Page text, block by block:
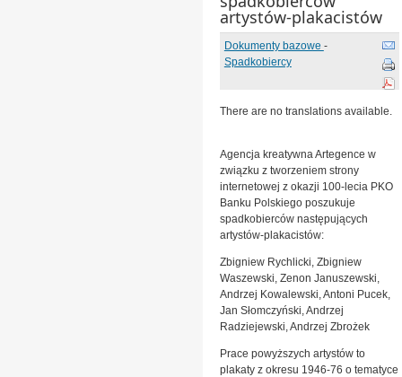
artystów-plakacistów
Dokumenty bazowe -
Spadkobiercy
There are no translations available.
Agencja kreatywna Artegence w
związku z tworzeniem strony
internetowej z okazji 100-lecia PKO
Banku Polskiego poszukuje
spadkobierców następujących
artystów-plakacistów:
Zbigniew Rychlicki, Zbigniew
Waszewski, Zenon Januszewski,
Andrzej Kowalewski, Antoni Pucek,
Jan Słomczyński, Andrzej
Radziejewski, Andrzej Zbrożek
Prace powyższych artystów to
plakaty z okresu 1946-76 o tematyce